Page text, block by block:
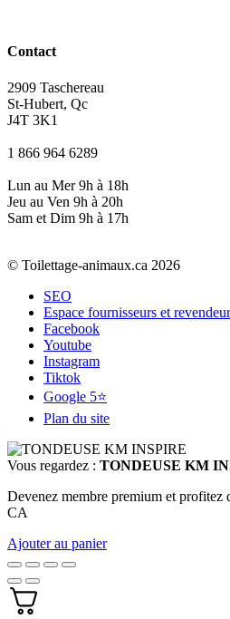
Contact
2909 Taschereau
St-Hubert, Qc
J4T 3K1
1 866 964 6289
Lun au Mer 9h à 18h
Jeu au Ven 9h à 20h
Sam et Dim 9h à 17h
© Toilettage-animaux.ca 2026
SEO
Espace fournisseurs et
Facebook
Youtube
Instagram
Tiktok
Google 5⭐
Plan du site
Vous regardez : TONDEUSE KM
Devenez membre premium et profitez
CA
Ajouter au panier